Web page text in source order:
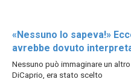
«Nessuno lo sapeva!»
avrebbe dovuto
Nessuno può immaginare un
DiCaprio, era stato scelto